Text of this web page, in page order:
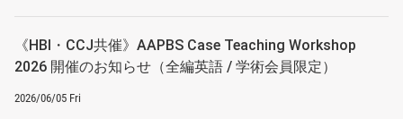
《HBI・CCJ共催》AAPBS Case Teaching Workshop
2026 開催のお知らせ（全編英語 / 学術会員限定）
2026/06/05 Fri